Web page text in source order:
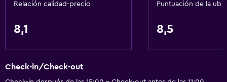
Habitaciones para no fumadores disponibles
Unidad accesible para personas en silla de ruedas
Relación calidad-precio
8,1
Puntuación de la
8,5
Check-in/Check-out